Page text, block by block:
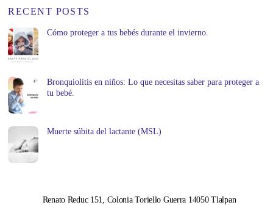
RECENT POSTS
Cómo proteger a tus bebés durante el invierno.
Bronquiolitis en niños: Lo que necesitas saber para proteger a
tu bebé.
Muerte súbita del lactante (MSL)
Renato Reduc 151, Colonia Toriello Guerra 14050 Tlalpan